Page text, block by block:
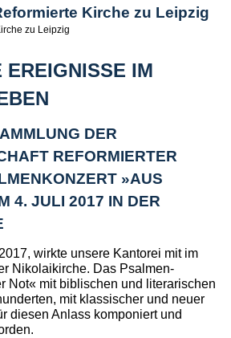
Kirche zu Leipzig
EREIGNISSE IM
DER
REFORMIERTER
»AUS
4. JULI 2017 IN DER
wirkte unsere Kantorei mit im
Nikolaikirche. Das Psalmen-
Not« mit biblischen und literarischen
mit klassischer und neuer
diesen Anlass komponiert und